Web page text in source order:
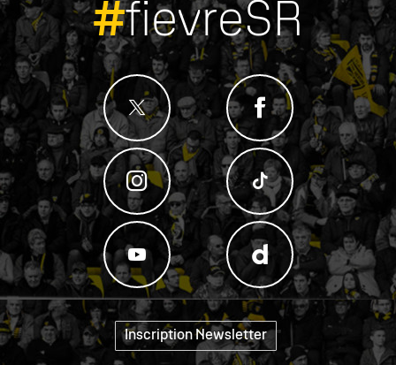
#fievreSR
Inscription Newsletter "